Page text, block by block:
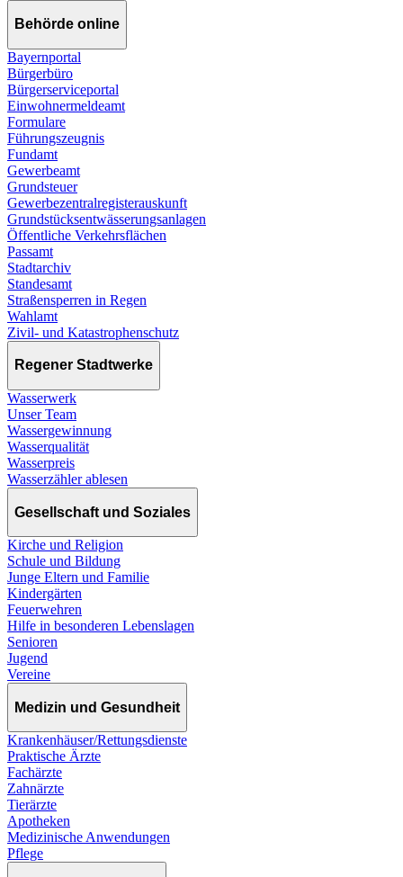
Behörde online
Bayernportal
Bürgerbüro
Bürgerserviceportal
Einwohnermeldeamt
Formulare
Führungszeugnis
Fundamt
Gewerbeamt
Grundsteuer
Gewerbezentralregisterauskunft
Grundstücksentwässerungsanlagen
Öffentliche Verkehrsflächen
Passamt
Stadtarchiv
Standesamt
Straßensperren in Regen
Wahlamt
Zivil- und Katastrophenschutz
Regener Stadtwerke
Wasserwerk
Unser Team
Wassergewinnung
Wasserqualität
Wasserpreis
Wasserzähler ablesen
Gesellschaft und Soziales
Kirche und Religion
Schule und Bildung
Junge Eltern und Familie
Kindergärten
Feuerwehren
Hilfe in besonderen Lebenslagen
Senioren
Jugend
Vereine
Medizin und Gesundheit
Krankenhäuser/Rettungsdienste
Praktische Ärzte
Fachärzte
Zahnärzte
Tierärzte
Apotheken
Medizinische Anwendungen
Pflege